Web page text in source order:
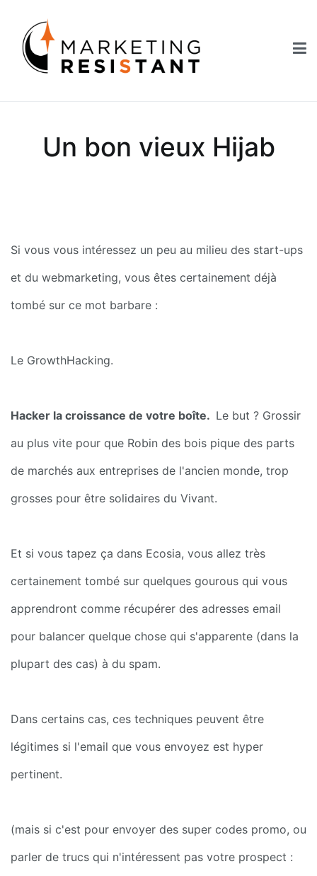
contenu
Un bon vieux Hijab
Si vous vous intéressez un peu au milieu des start-ups
et du webmarketing, vous êtes certainement déjà
tombé sur ce mot barbare :
Le GrowthHacking.
Hacker la croissance de votre boîte. Le but ? Grossir
au plus vite pour que Robin des bois pique des parts
de marchés aux entreprises de l'ancien monde, trop
grosses pour être solidaires du Vivant.
Et si vous tapez ça dans Ecosia, vous allez très
certainement tombé sur quelques gourous qui vous
apprendront comme récupérer des adresses email
pour balancer quelque chose qui s'apparente (dans la
plupart des cas) à du spam.
Dans certains cas, ces techniques peuvent être
légitimes si l'email que vous envoyez est hyper
pertinent.
(mais si c'est pour envoyer des super codes promo, ou
parler de trucs qui n'intéressent pas votre prospect :